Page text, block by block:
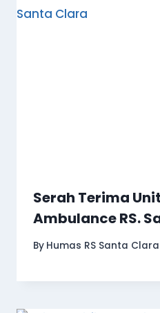
Serah Terima
Ambulance RS.
By Humas RS Santa Clara